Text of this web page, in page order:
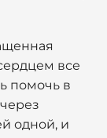
все
помочь в
одной, и